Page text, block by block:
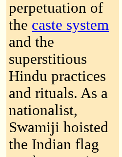
perpetuation of
the caste system
and the
superstitious
Hindu practices
and rituals. As a
nationalist,
Swamiji hoisted
the Indian flag